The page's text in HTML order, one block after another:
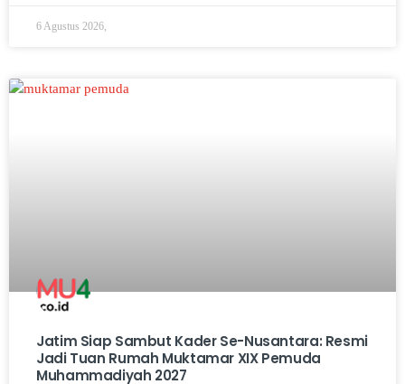
6 Agustus 2026,
Jatim Siap Sambut Kader Se-Nusantara: Resmi
Jadi Tuan Rumah Muktamar XIX Pemuda
Muhammadiyah 2027